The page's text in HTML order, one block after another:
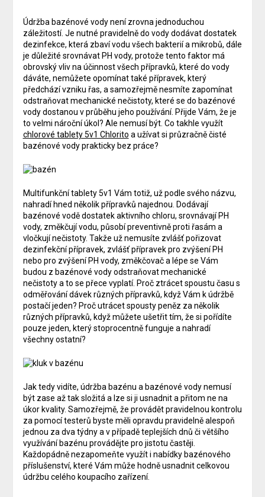
Údržba bazénové vody není zrovna jednoduchou
záležitostí. Je nutné pravidelně do vody dodávat dostatek
dezinfekce, která zbaví vodu všech bakterií a mikrobů, dále
je důležité srovnávat PH vody, protože tento faktor má
obrovský vliv na účinnost všech přípravků, které do vody
dáváte, nemůžete opomínat také přípravek, který
předchází vzniku řas, a samozřejmě nesmíte zapomínat
odstraňovat mechanické nečistoty, které se do bazénové
vody dostanou v průběhu jeho používání. Přijde Vám, že je
to velmi nároční úkol? Ale nemusí být. Co takhle využít
chlorové tablety 5v1 Chlorito a užívat si průzračně čisté
bazénové vody prakticky bez práce?
Multifunkční tablety 5v1 Vám totiž, už podle svého názvu,
nahradí hned několik přípravků najednou. Dodávají
bazénové vodě dostatek aktivního chloru, srovnávají PH
vody, změkčují vodu, působí preventivně proti řasám a
vločkují nečistoty. Takže už nemusíte zvlášť pořizovat
dezinfekční přípravek, zvlášť přípravek pro zvýšení PH
nebo pro zvýšení PH vody, změkčovač a lépe se Vám
budou z bazénové vody odstraňovat mechanické
nečistoty a to se přece vyplatí. Proč ztrácet spoustu času s
odměřování dávek různých přípravků, když Vám k údržbě
postačí jeden? Proč utrácet spousty peněz za několik
různých přípravků, když můžete ušetřit tím, že si pořídíte
pouze jeden, který stoprocentně funguje a nahradí
všechny ostatní?
Jak tedy vidíte, údržba bazénu a bazénové vody nemusí
být zase až tak složitá a lze si ji usnadnit a přitom ne na
úkor kvality. Samozřejmě, že provádět pravidelnou kontrolu
za pomocí testerů byste měli opravdu pravidelně alespoň
jednou za dva týdny a v případě teplejších dnů či většího
využívání bazénu provádějte pro jistotu častěji.
Každopádně nezapomeňte využít i nabídky bazénového
příslušenství, které Vám může hodně usnadnit celkovou
údržbu celého koupacího zařízení.